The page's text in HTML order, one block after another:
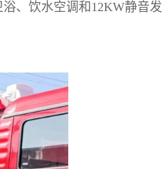
、饮水空调和12KW静音发